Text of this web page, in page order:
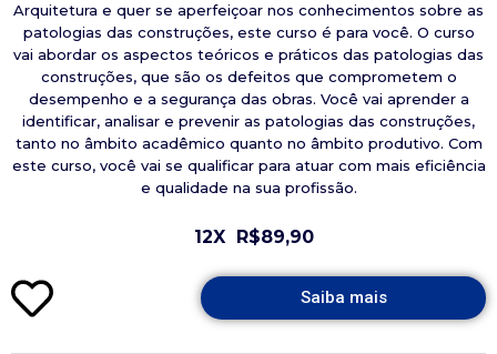
Arquitetura e quer se aperfeiçoar nos conhecimentos sobre as
patologias das construções, este curso é para você. O curso
vai abordar os aspectos teóricos e práticos das patologias das
construções, que são os defeitos que comprometem o
desempenho e a segurança das obras. Você vai aprender a
identificar, analisar e prevenir as patologias das construções,
tanto no âmbito acadêmico quanto no âmbito produtivo. Com
este curso, você vai se qualificar para atuar com mais eficiência
e qualidade na sua profissão.
12X R$89,90
Saiba mais